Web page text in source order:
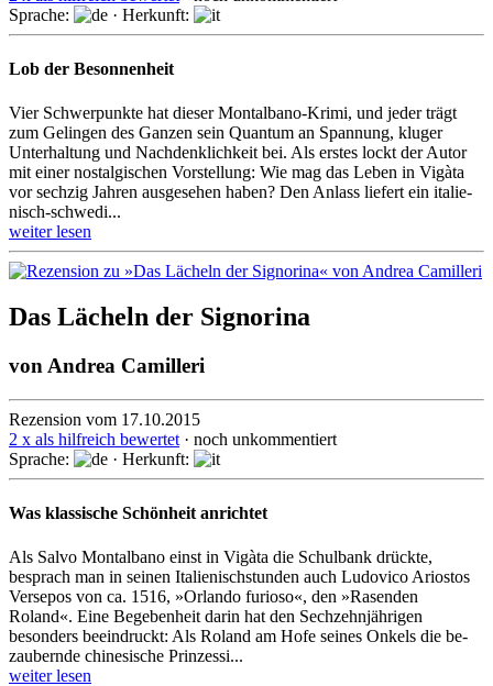
Sprache:
· Herkunft:
Lob der Besonnenheit
Vier Schwerpunkte hat dieser Montalbano-Krimi, und jeder trägt
zum Gelingen des Ganzen sein Quantum an Spannung, kluger
Unter­haltung und Nach­denk­lich­keit bei. Als erstes lockt der Autor
mit einer nostalgischen Vor­stel­lung: Wie mag das Leben in Vigàta
vor sechzig Jahren ausge­sehen haben? Den Anlass liefert ein italie­
nisch-schwedi­...
weiter lesen
Das Lächeln der Signorina
vonAndrea Camilleri
Rezension vom 17.10.2015
2 x als hilfreich bewertet · noch unkommentiert
Sprache:
· Herkunft:
Was klassische Schönheit anrichtet
Als Salvo Montalbano einst in Vigàta die Schulbank drückte,
besprach man in seinen Italie­nisch­stunden auch Ludovico Ariostos
Versepos von ca. 1516, »Orlando furioso«, den »Rasenden
Roland«. Eine Bege­benheit darin hat den Sech­zehn­jährigen
besonders beeindruckt: Als Roland am Hofe seines Onkels die be­
zaubernde chinesische Prinzessi...
weiter lesen